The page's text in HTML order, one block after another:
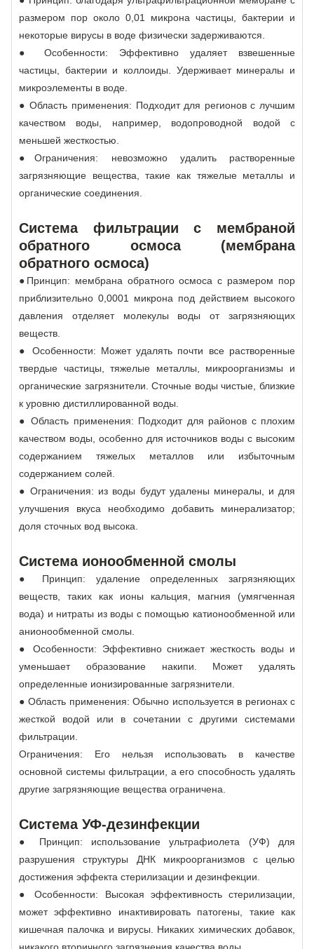
размером пор около 0,01 микрона частицы, бактерии и
некоторые вирусы в воде физически задерживаются.
● Особенности: Эффективно удаляет взвешенные
частицы, бактерии и коллоиды. Удерживает минералы и
микроэлементы в воде.
● Область применения: Подходит для регионов с лучшим
качеством воды, например, водопроводной водой с
меньшей жесткостью.
●Ограничения: невозможно удалить растворенные
загрязняющие вещества, такие как тяжелые металлы и
органические соединения.
Система фильтрации с мембраной
обратного осмоса (мембрана
обратного осмоса)
●Принцип: мембрана обратного осмоса с размером пор
приблизительно 0,0001 микрона под действием высокого
давления отделяет молекулы воды от загрязняющих
веществ.
● Особенности: Может удалять почти все растворенные
твердые частицы, тяжелые металлы, микроорганизмы и
органические загрязнители. Сточные воды чистые, близкие
к уровню дистиллированной воды.
● Область применения: Подходит для районов с плохим
качеством воды, особенно для источников воды с высоким
содержанием тяжелых металлов или избыточным
содержанием солей.
● Ограничения: из воды будут удалены минералы, и для
улучшения вкуса необходимо добавить минерализатор;
доля сточных вод высока.
Система ионообменной смолы
● Принцип: удаление определенных загрязняющих
веществ, таких как ионы кальция, магния (умягченная
вода) и нитраты из воды с помощью катионообменной или
анионообменной смолы.
● Особенности: Эффективно снижает жесткость воды и
уменьшает образование накипи. Может удалять
определенные ионизированные загрязнители.
● Область применения: Обычно используется в регионах с
жесткой водой или в сочетании с другими системами
фильтрации.
Ограничения: Его нельзя использовать в качестве
основной системы фильтрации, а его способность удалять
другие загрязняющие вещества ограничена.
Система УФ-дезинфекции
● Принцип: использование ультрафиолета (УФ) для
разрушения структуры ДНК микроорганизмов с целью
достижения эффекта стерилизации и дезинфекции.
● Особенности: Высокая эффективность стерилизации,
может эффективно инактивировать патогены, такие как
кишечная палочка и вирусы. Никаких химических добавок,
никакого вторичного загрязнения качества воды.